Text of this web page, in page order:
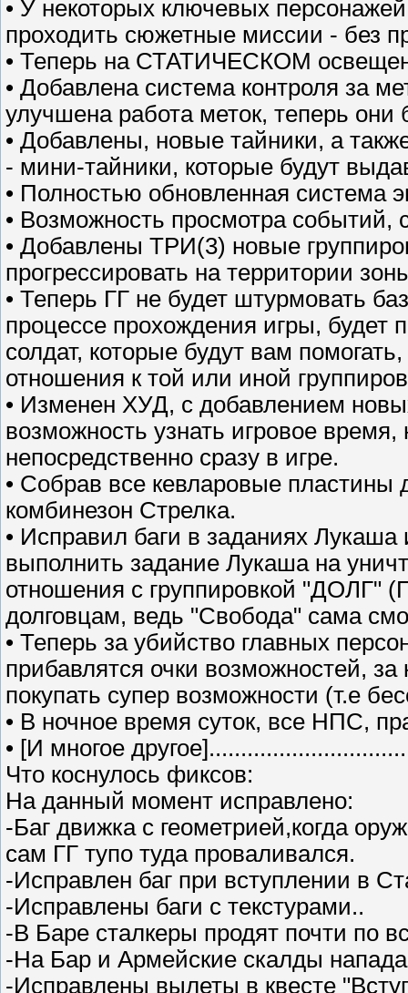
• У некоторых ключевых
проходить сюжетные миссии - без
• Теперь на СТАТИЧЕСКОМ
• Добавлена система контроля за
улучшена работа меток, теперь они
• Добавлены, новые тайники, а
- мини-тайники, которые будут
• Полностью обновленная система
• Возможность просмотра
• Добавлены ТРИ(3) новые
прогрессировать на территории
• Теперь ГГ не будет штурмовать
процессе прохождения игры, будет
солдат, которые будут вам
отношения к той или иной
• Изменен ХУД, с добавлением
возможность узнать игровое
непосредственно сразу в игре.
• Собрав все кевларовые
комбинезон Стрелка.
• Исправил баги в заданиях
выполнить задание Лукаша на
отношения с группировкой "ДОЛГ"
долговцам, ведь "Свобода" сама
• Теперь за убийство главных
прибавлятся очки возможностей,
покупать супер возможности (т.е
• В ночное время суток, все НПС,
• [И многое
Что коснулось фиксов:
На данный момент исправлено:
-Баг движка с геометрией,когда
сам ГГ тупо туда проваливался.
-Исправлен баг при вступлении в
-Исправлены баги с текстурами..
-В Баре сталкеры продят почти по
-На Бар и Армейские скалды
-Исправлены вылеты в квесте